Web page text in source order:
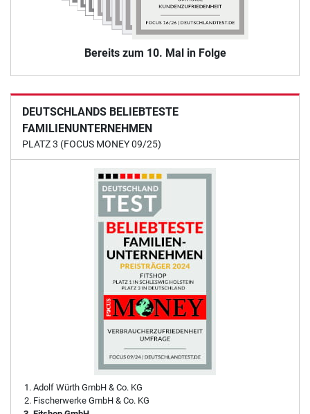
Bereits zum 10. Mal in Folge
DEUTSCHLANDS BELIEBTESTE
FAMILIENUNTERNEHMEN
PLATZ 3 (FOCUS MONEY 09/25)
Adolf Würth GmbH & Co. KG
Fischerwerke GmbH & Co. KG